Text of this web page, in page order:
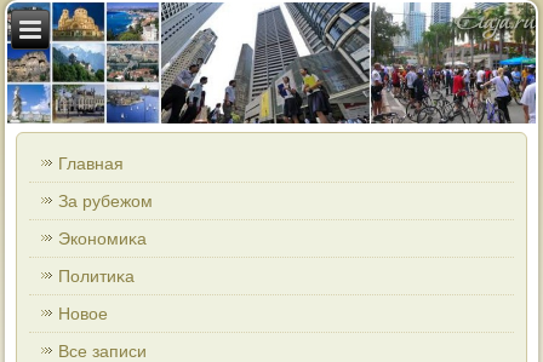
Главная
За рубежом
Экономиκа
Политиκа
Новοе
Все записи